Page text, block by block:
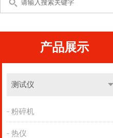
产品展示
测试仪
粉碎机
热仪